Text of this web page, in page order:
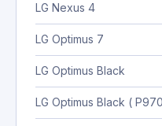
LG Nexus 4
LG Optimus 7
LG Optimus Black
LG Optimus Black (